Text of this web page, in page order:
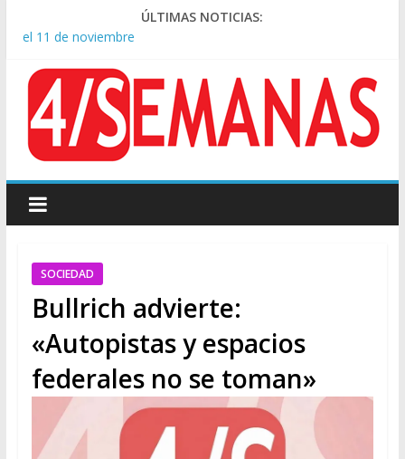
ÚLTIMAS NOTICIAS:
Confirmado: el papa León XIV visitará la Argentina entre el 8 y
el 11 de noviembre
tras los insultos de Milei a Lula
Rechazo a la Ley de Tierras: se espera un fuerte operativo
frente al Congreso
El rechazo al proyecto de Ley de Tierras predominó en las
redes
SOCIEDAD
Bullrich advierte:
«Autopistas y espacios
federales no se toman»